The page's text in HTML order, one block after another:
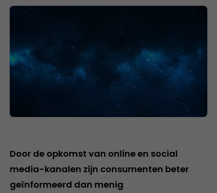
Door de opkomst van online en social
media-kanalen zijn consumenten beter
geïnformeerd dan menig